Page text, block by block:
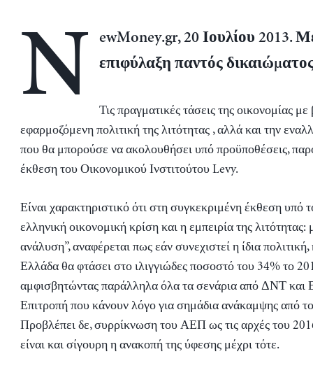
N
ewMoney.gr, 20 Ιουλίου 2013.
επιφύλαξη παντός
Τις πραγματικές τάσεις της οικονομίας
εφαρμοζόμενη πολιτική της λιτότητας , αλλά και την
που θα μπορούσε να ακολουθήσει υπό προϋποθέσεις,
έκθεση του Οικονομικού Ινστιτούτου Levy.
Είναι χαρακτηριστικό ότι στη συγκεκριμένη έκθεση υπό
ελληνική οικονομική κρίση και η εμπειρία της λιτότητας:
ανάλυση”, αναφέρεται πως εάν συνεχιστεί η ίδια
Ελλάδα θα φτάσει στο ιλιγγιώδες ποσοστό του 34% το
αμφισβητώντας παράλληλα όλα τα σενάρια από ΔΝΤ και
Επιτροπή που κάνουν λόγο για σημάδια ανάκαμψης από
Προβλέπει δε, συρρίκνωση του ΑΕΠ ως τις αρχές του
είναι και σίγουρη η ανακοπή της ύφεσης μέχρι τότε.